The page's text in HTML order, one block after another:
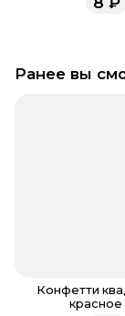
Ранее вы
Конфетти
красное